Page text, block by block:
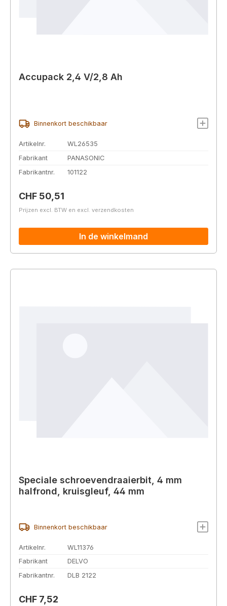
Accupack 2,4 V/2,8 Ah
Binnenkort beschikbaar
Artikelnr.
WL26535
Fabrikant
PANASONIC
Fabrikantnr.
101122
Normale prijs:
CHF 50,51
Prijzen excl. BTW en excl. verzendkosten
In de winkelmand
Speciale schroevendraaierbit, 4 mm
halfrond, kruisgleuf, 44 mm
Binnenkort beschikbaar
Artikelnr.
WL11376
Fabrikant
DELVO
Fabrikantnr.
DLB 2122
Normale prijs:
CHF 7,52